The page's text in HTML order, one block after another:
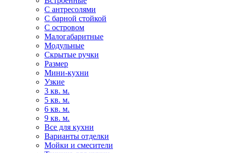
С антресолями
С барной стойкой
С островом
Малогабаритные
Модульные
Скрытые ручки
Размер
Мини-кухни
Узкие
3 кв. м.
5 кв. м.
6 кв. м.
9 кв. м.
Все для кухни
Варианты отделки
Мойки и смесители